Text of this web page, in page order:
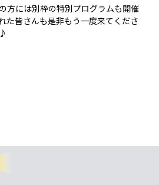
方には別枠の特別プログラムも開催
た皆さんも是非もう一度来てくださ